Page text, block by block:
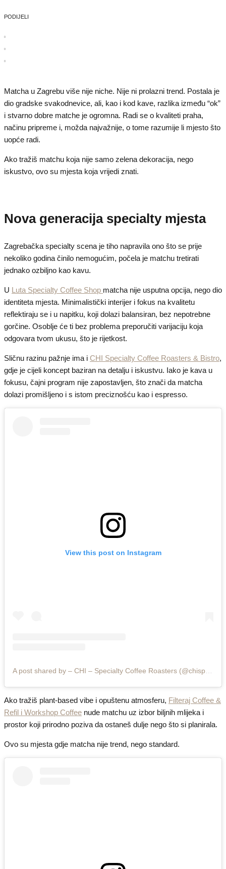
PODIJELI
Matcha u Zagrebu više nije niche. Nije ni prolazni trend. Postala je
dio gradske svakodnevice, ali, kao i kod kave, razlika između “ok”
i stvarno dobre matche je ogromna. Radi se o kvaliteti praha,
načinu pripreme i, možda najvažnije, o tome razumije li mjesto što
uopće radi.
Ako tražiš matchu koja nije samo zelena dekoracija, nego
iskustvo, ovo su mjesta koja vrijedi znati.
Nova generacija specialty mjesta
Zagrebačka specialty scena je tiho napravila ono što se prije
nekoliko godina činilo nemogućim, počela je matchu tretirati
jednako ozbiljno kao kavu.
U Luta Specialty Coffee Shop matcha nije usputna opcija, nego dio
identiteta mjesta. Minimalistički interijer i fokus na kvalitetu
reflektiraju se i u napitku, koji dolazi balansiran, bez nepotrebne
gorčine. Osoblje će ti bez problema preporučiti varijaciju koja
odgovara tvom ukusu, što je rijetkost.
Sličnu razinu pažnje ima i CHI Specialty Coffee Roasters & Bistro,
gdje je cijeli koncept baziran na detalju i iskustvu. Iako je kava u
fokusu, čajni program nije zapostavljen, što znači da matcha
dolazi promišljeno i s istom preciznošću kao i espresso.
View this post on Instagram
A post shared by – CHI – Specialty Coffee Roasters (@chispecialtycoffee)
Ako tražiš plant-based vibe i opuštenu atmosferu, Filteraj Coffee &
Refil i Workshop Coffee nude matchu uz izbor biljnih mlijeka i
prostor koji prirodno poziva da ostaneš dulje nego što si planirala.
Ovo su mjesta gdje matcha nije trend, nego standard.